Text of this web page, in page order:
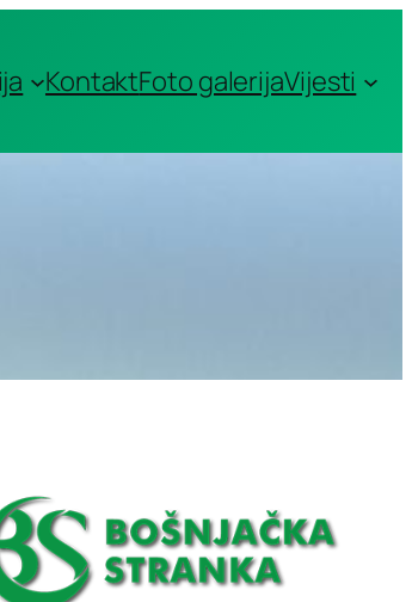
KontaktFoto galerijaVijesti